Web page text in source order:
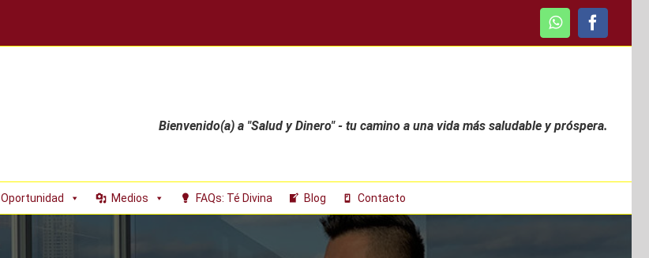
WhatsApp
Bienvenido(a) a "Salud y Dinero" - tu camino a una vida más saludable y próspera.
Oportunidad Medios FAQs: Té Divina Blog Contacto